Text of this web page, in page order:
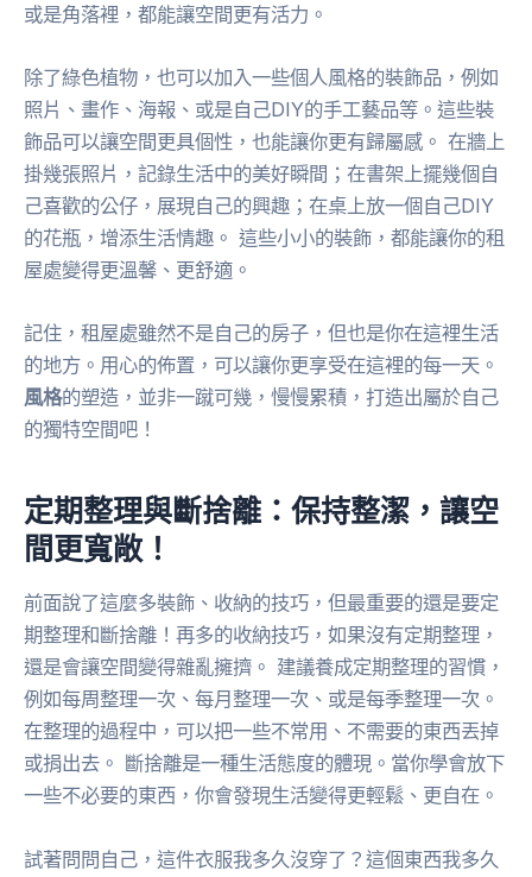
或是角落裡，都能讓空間更有活力。
除了綠色植物，也可以加入一些個人風格的裝飾品，例如
照片、畫作、海報、或是自己DIY的手工藝品等。這些裝
飾品可以讓空間更具個性，也能讓你更有歸屬感。 在牆上
掛幾張照片，記錄生活中的美好瞬間；在書架上擺幾個自
己喜歡的公仔，展現自己的興趣；在桌上放一個自己DIY
的花瓶，增添生活情趣。 這些小小的裝飾，都能讓你的租
屋處變得更溫馨、更舒適。
記住，租屋處雖然不是自己的房子，但也是你在這裡生活
的地方。用心的佈置，可以讓你更享受在這裡的每一天。
風格的塑造，並非一蹴可幾，慢慢累積，打造出屬於自己
的獨特空間吧！
定期整理與斷捨離：保持整潔，讓空
間更寬敞！
前面說了這麼多裝飾、收納的技巧，但最重要的還是要定
期整理和斷捨離！再多的收納技巧，如果沒有定期整理，
還是會讓空間變得雜亂擁擠。 建議養成定期整理的習慣，
例如每周整理一次、每月整理一次、或是每季整理一次。
在整理的過程中，可以把一些不常用、不需要的東西丟掉
或捐出去。 斷捨離是一種生活態度的體現。當你學會放下
一些不必要的東西，你會發現生活變得更輕鬆、更自在。
試著問問自己，這件衣服我多久沒穿了？這個東西我多久